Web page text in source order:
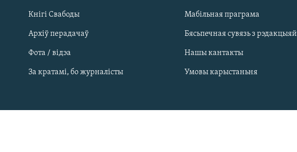
САЧЫЦЕ ЗА АБНАЎЛЕНЬНЯМІ
Кнігі Свабоды
Архіў перадачаў
Фота / відэа
За кратамі, бо журналісты
Мабільная праграма
Бясьпечная сувязь з рэдакцыяй
Нашы кантакты
Умовы карыстаньня